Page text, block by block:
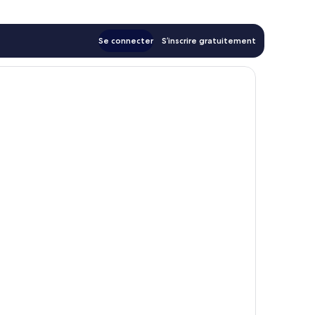
Se connecter S’inscrire gratuitement